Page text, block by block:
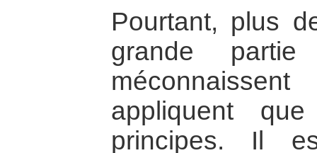
Pourtant, plus
grande partie
appliquent
principes. Il